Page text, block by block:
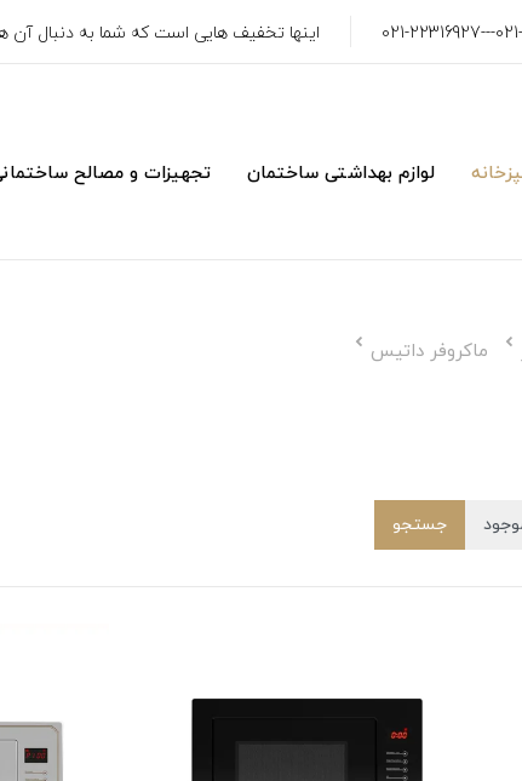
021- اینها تخفیف هایی است که شما به دنبال آن
لوازم بهداشتی ساختمان تجهیزات و مصالح
ماكروفر داتيس
جستجو